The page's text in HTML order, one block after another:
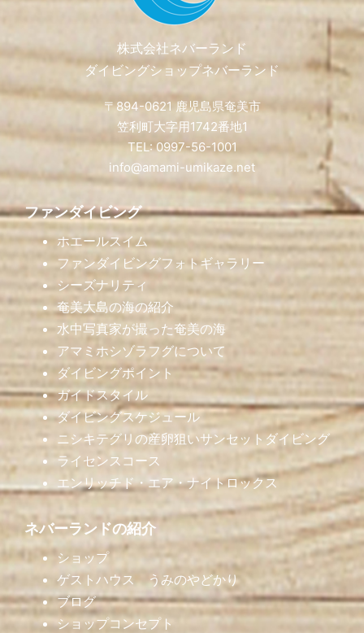
株式会社ネバーランド
ダイビングショップネバーランド
〒894-0621 鹿児島県奄美市
笠利町大字用1742番地1
TEL: 0997-56-1001
info@amami-umikaze.net
ファンダイビング
ホエールスイム
ファンダイビングフォトギャラリー
シーズナリティ
奄美大島の海の紹介
水中写真家が撮った奄美の海
アマミホシゾラフグについて
ダイビングポイント
ガイドスタイル
ダイビングスケジュール
ニシキテグリの産卵狙いサンセットダイビング
ライセンスコース
エンリッチド・エア・ナイトロックス
ネバーランドの紹介
ショップ
ゲストハウス うみのやどかり
ブログ
ショップコンセプト